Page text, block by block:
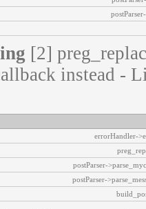
[2]
instead -
errorHandler-
postParser-
postParser-